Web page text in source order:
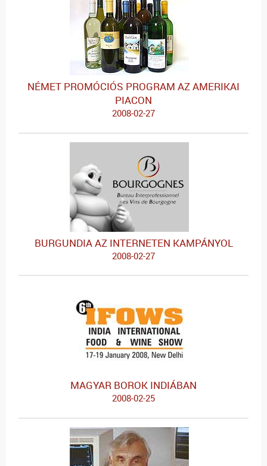
NÉMET PROMÓCIÓS PROGRAM AZ AMERIKAI
PIACON
2008-02-27
BURGUNDIA AZ INTERNETEN KAMPÁNYOL
2008-02-27
MAGYAR BOROK INDIÁBAN
2008-02-25